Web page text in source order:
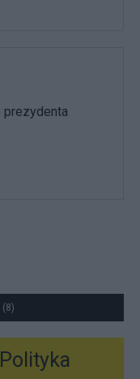
(8)
Polityka